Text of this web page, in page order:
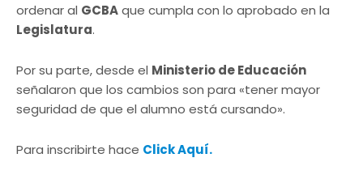
ordenar al GCBAque cumpla con lo aprobado en la
Legislatura.
Por su parte, desde el Ministerio de Educación
señalaron que los cambios son para «tener mayor
seguridad de que el alumno está cursando».
Para inscribirte hace Click Aquí.